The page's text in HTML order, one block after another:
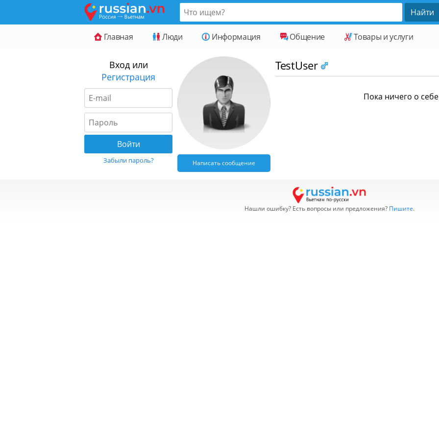
Главная Люди Информация Общение Товары и услуги
Вход или
Регистрация
Забыли пароль? Написать сообщение
TestUser
Пока ничего о
Нашли ошибку? Есть вопросы или предложения? Пишите.